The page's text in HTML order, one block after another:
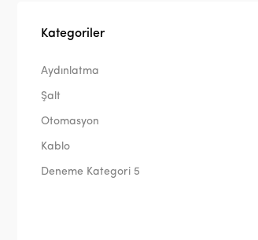
Kategoriler
Aydınlatma
Şalt
Otomasyon
Kablo
Deneme Kategori 5